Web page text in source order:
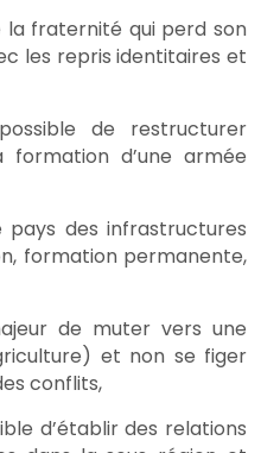
la fraternité qui perd son
les repris identitaires et
de restructurer
formation d’une armée
des infrastructures
formation permanente,
de muter vers une
et non se figer
conflits,
d’établir des relations